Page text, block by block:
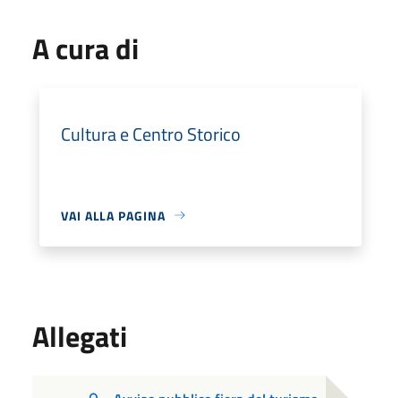
A cura di
Cultura e Centro Storico
VAI ALLA PAGINA
Allegati